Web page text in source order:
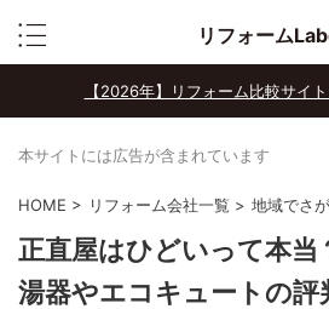
リフォーム
【2026年】リフォーム比較サイ
本サイトには広告が含まれています
HOME > リフォーム会社一覧 > 地域でさ
正直屋はひどいって本当
湯器やエコキュートの評